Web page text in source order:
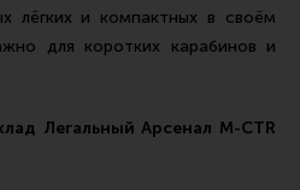
лёгких и компактных в своём
для коротких карабинов и
Легальный Арсенал M-CTR